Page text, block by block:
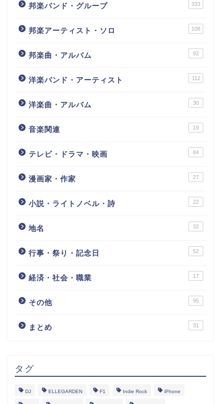
邦楽バンド・グループ 333
邦楽アーティスト・ソロ 108
邦楽曲・アルバム 92
洋楽バンド・アーティスト 112
洋楽曲・アルバム 30
音楽関連 19
テレビ・ドラマ・映画 84
漫画家・作家 27
小説・ライトノベル・詩 22
地名 32
行事・祭り・記念日 52
経済・社会・職業 17
その他 95
まとめ 31
タグ
DJ ELLEGARDEN F1 Indie Rock iPhone